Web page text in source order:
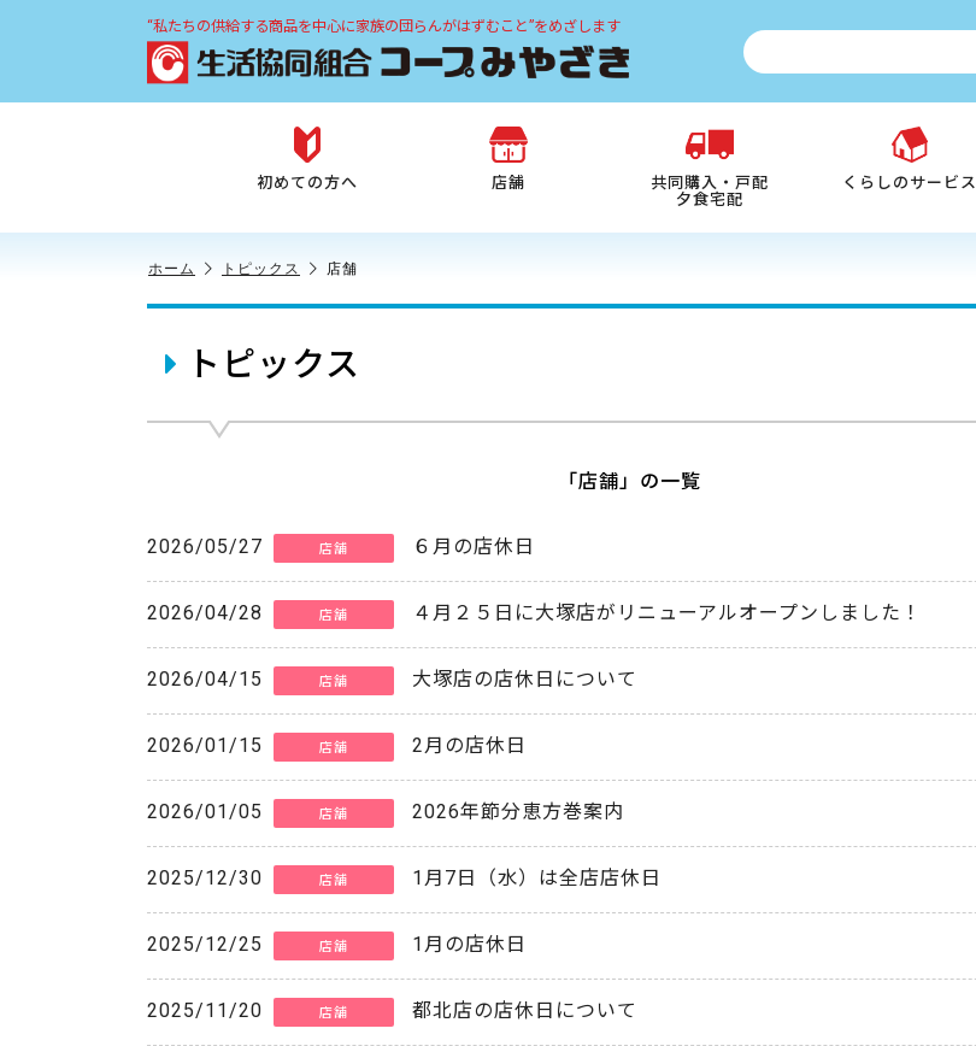
“私たちの供給する商品を中心に家族の団らんがはずむこと”をめざします
初めての方へ 店舗
共同購入・戸配
夕食宅配
くらしのサービス
ホーム トピックス 店舗
トピックス
「店舗」の一覧
2026/05/27 店舗 ６月の店休日
2026/04/28 店舗 ４月２５日に大塚店がリニューアルオープンしました！
2026/04/15 店舗 大塚店の店休日について
2026/01/15 店舗 2月の店休日
2026/01/05 店舗 2026年節分恵方巻案内
2025/12/30 店舗 1月7日（水）は全店店休日
2025/12/25 店舗 1月の店休日
2025/11/20 店舗 都北店の店休日について